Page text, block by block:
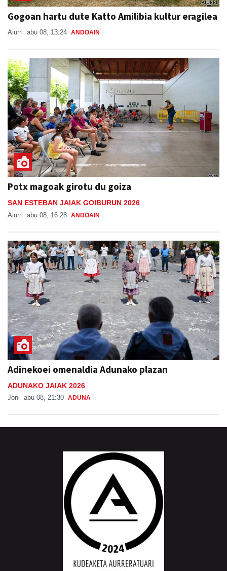
Gogoan hartu dute Katto Amilibia kultur eragilea
Aiurri abu 08, 13:24 ANDOAIN
Potx magoak girotu du goiza
SAN ESTEBAN JAIAK GOIBURUN 2026
Aiurri abu 08, 16:28 ANDOAIN
Adinekoei omenaldia Adunako plazan
ADUNAKO JAIAK 2026
Joni abu 08, 21:30 ADUNA